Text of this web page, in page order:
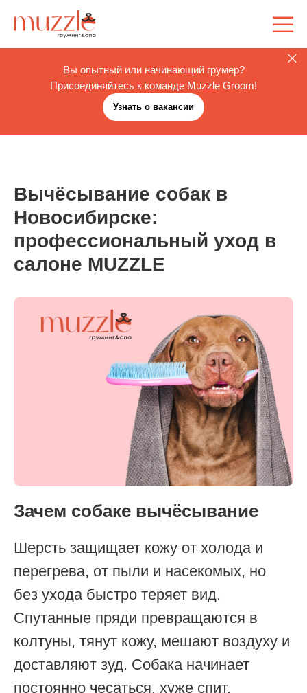
Вы опытный или начинающий грумер?
Присоединяйтесь к команде Muzzle Groom!
Узнать о вакансии
Вычёсывание собак в
Новосибирске:
профессиональный уход в
салоне MUZZLE
Зачем собаке вычёсывание
Шерсть защищает кожу от холода и
перегрева, от пыли и насекомых, но
без ухода быстро теряет вид.
Спутанные пряди превращаются в
колтуны, тянут кожу, мешают воздуху и
доставляют зуд. Собака начинает
постоянно чесаться, хуже спит,